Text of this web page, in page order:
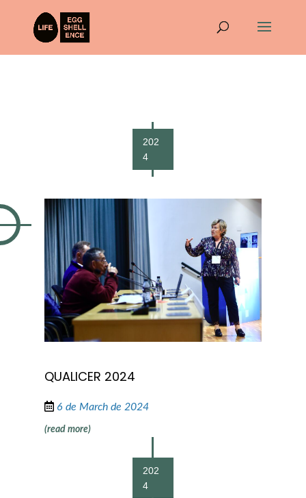
202
4
QUALICER 2024
6 de March de 2024
(read more)
202
4